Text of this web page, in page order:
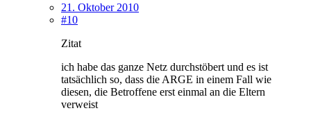
21. Oktober 2010
#10
Zitat
ich habe das ganze Netz durchstöbert und es ist
tatsächlich so, dass die ARGE in einem Fall wie
diesen, die Betroffene erst einmal an die Eltern
verweist